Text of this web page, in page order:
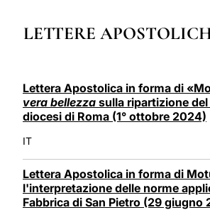
LETTERE
Lettera Apostolica in forma di
vera bellezza sulla ripartizione
diocesi di Roma (1° ottobre 2024)
IT
Lettera Apostolica in forma di
l'interpretazione delle norme
Fabbrica di San Pietro (29 giugno